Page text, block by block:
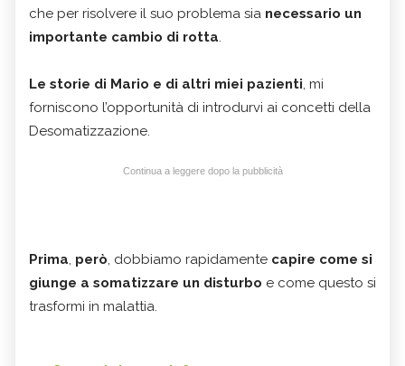
che per risolvere il suo problema sia necessario un
importante cambio di rotta.
Le storie di Mario e di altri miei pazienti, mi
forniscono l’opportunità di introdurvi ai concetti della
Desomatizzazione.
Continua a leggere dopo la pubblicità
Prima, però, dobbiamo rapidamente capire come si
giunge a somatizzare un disturbo e come questo si
trasformi in malattia.